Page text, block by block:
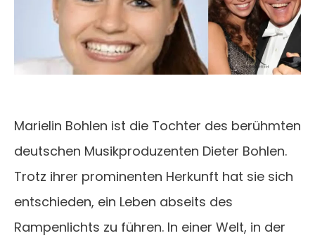
Marielin Bohlen ist die Tochter des berühmten
deutschen Musikproduzenten Dieter Bohlen.
Trotz ihrer prominenten Herkunft hat sie sich
entschieden, ein Leben abseits des
Rampenlichts zu führen. In einer Welt, in der